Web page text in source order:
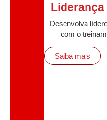
Liderança
Desenvolva
com o
Saiba mais